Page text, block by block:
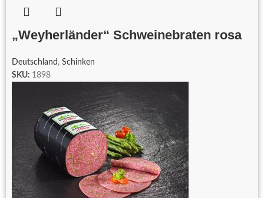
„Weyherländer“ Schweinebraten rosa
Deutschland , Schinken
SKU: 1898